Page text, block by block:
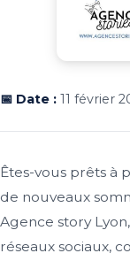
📅 Date : 11 février
Êtes-vous prêts à
de nouveaux
Agence story
réseaux sociaux,